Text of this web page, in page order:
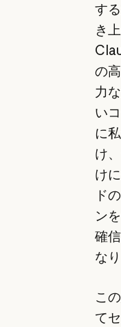
す
き
の
力
い
に
け
け
ド
ン
確
な
こ
て